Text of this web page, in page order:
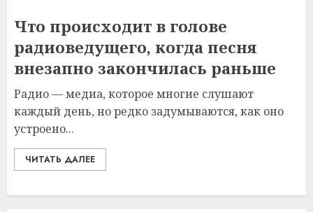
Что происходит в голове
радиоведущего, когда песня
внезапно закончилась раньше
Радио — медиа, которое многие слушают
каждый день, но редко задумываются, как оно
устроено...
ЧИТАТЬ ДАЛЕЕ